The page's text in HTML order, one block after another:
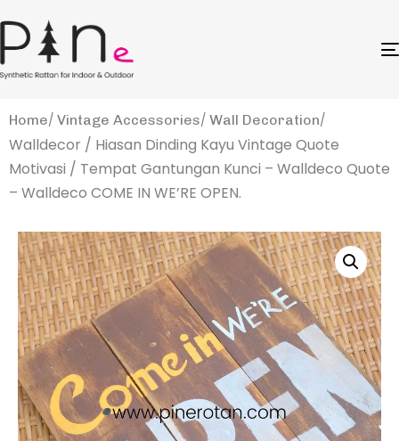
Home Vintage Accessories Wall Decoration
Walldecor / Hiasan Dinding Kayu Vintage Quote
Motivasi / Tempat Gantungan Kunci – Walldeco Quote
– Walldeco COME IN WE’RE OPEN.